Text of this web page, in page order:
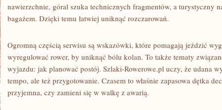
nawierzchnie, góral szuka technicznych fragmentów, a turystyczny
bagażem. Dzięki temu łatwiej uniknąć rozczarowań.
Ogromną częścią serwisu są wskazówki, które pomagają jeździć
wyregulować rower, by uniknąć bólu kolan. To także tematy
wyjazdu: jak planować postój. Szlaki-Rowerowe.pl uczy, że udana
tempo, ale też przygotowanie. Czasem to właśnie zapasowa dętka
przyjemna, czy zamieni się w walkę z awarią.